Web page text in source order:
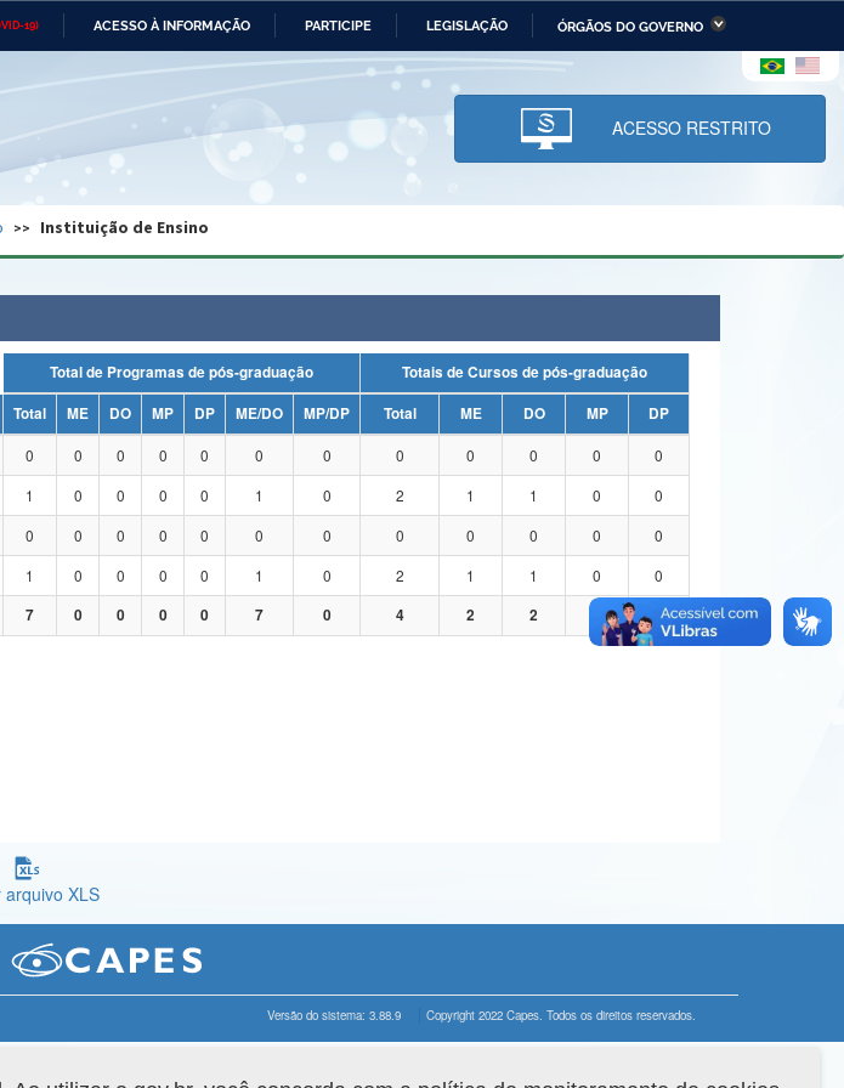
19) ACESSO À INFORMAÇÃO PARTICIPE LEGISLAÇÃO ÓRGÃOS DO GOVERNO
Ministério das Relações Ministério da Economia Ministério da Infraestrutura
Ministério da Ciência,
Tecnologia, Inovações e
Comunicações
e dos Direitos Humanos
Banco Central do Brasil Planalto
ACESSO RESTRITO
Instituição de Ensino
Total de Programas de pós-graduação
Totais de Cursos de pós-graduação
Total ME DO MP DP ME/DO MP/DP Total ME DO MP
DP
0 0 0 0 0 0 0 0 0 0 0
0
1 0 0 0 0 1 0 2 1 1 0
0
0 0 0 0 0 0 0 0 0 0 0
0
1 0 0 0 0 1 0 2 1 1 0
0
7 0 0 0 0 7 0 4 2 2 0
arquivo XLS
Versão do sistema: 3.88.9 Copyright 2022 Capes. Todos os direitos reservados.